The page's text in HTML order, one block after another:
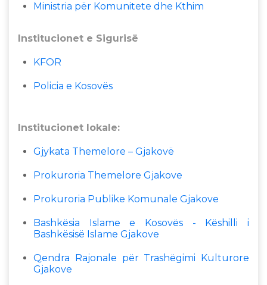
Ministria për Komunitete dhe Kthim
Institucionet e Sigurisë
KFOR
Policia e Kosovës
Institucionet lokale:
Gjykata Themelore – Gjakovë
Prokuroria Themelore Gjakove
Prokuroria Publike Komunale Gjakove
Bashkësia Islame e Kosovës - Këshilli i
Bashkësisë Islame Gjakove
Qendra Rajonale për Trashëgimi Kulturore
Gjakove